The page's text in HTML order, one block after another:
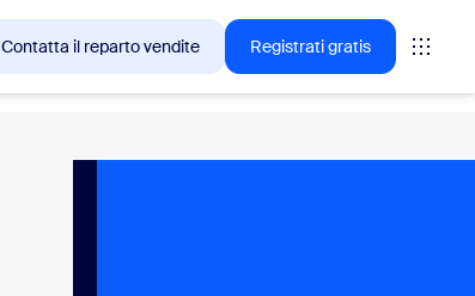
Contatta il reparto vendite Registrati gratis